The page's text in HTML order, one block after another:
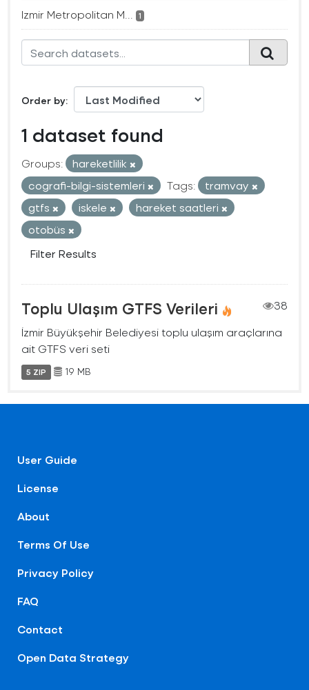
Izmir Metropolitan M... 1
Order by
1 dataset found
Groups:
hareketlilik
cografi-bilgi-sistemleri
Tags:
tramvay
gtfs
iskele
hareket saatleri
otobüs
Filter Results
Toplu Ulaşım GTFS Verileri
38
İzmir Büyükşehir Belediyesi toplu ulaşım araçlarına
ait GTFS veri seti
5 ZIP 19 MB
User Guide
License
About
Terms Of Use
Privacy Policy
FAQ
Contact
Open Data Strategy